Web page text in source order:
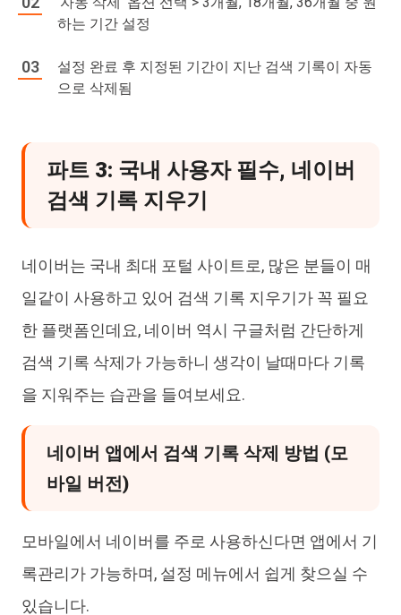
하는 기간 설정
설정 완료 후 지정된 기간이 지난 검색 기록이 자동
으로 삭제됨
파트 3: 국내 사용자 필수, 네이버
검색 기록 지우기
네이버는 국내 최대 포털 사이트로, 많은 분들이 매
일같이 사용하고 있어 검색 기록 지우기가 꼭 필요
한 플랫폼인데요, 네이버 역시 구글처럼 간단하게
검색 기록 삭제가 가능하니 생각이 날때마다 기록
을 지워주는 습관을 들여보세요.
네이버 앱에서 검색 기록 삭제 방법 (모
바일 버전)
모바일에서 네이버를 주로 사용하신다면 앱에서 기
록관리가 가능하며, 설정 메뉴에서 쉽게 찾으실 수
있습니다.